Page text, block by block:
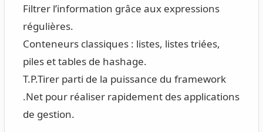
Filtrer l’information grâce aux expressions
régulières.
Conteneurs classiques : listes, listes triées,
piles et tables de hashage.
T.P.Tirer parti de la puissance du framework
.Net pour réaliser rapidement des applications
de gestion.